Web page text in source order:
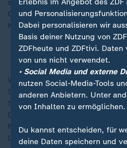
sind eine Gefahr für die Natur.
Gefahr für die Welt, weil Putin
Krieg gegen die Ukraine
Warum Putins
Wie nebenbei greift Russland
Schiffen auch Europas
Strom- und Datenkabel, wie
Das Gastgeberland versucht
Nachbarland entlang seiner
Landgrenze mit Russland genau
und
Dabei personalisieren wir
Basis deiner Nutzung von
ZDFheute und ZDFtivi.
von uns nicht verwendet.
• Social Media und externe
nutzen Social-Media-Tools
anderen Anbietern. Unter
von Inhalten zu ermöglichen.
Du kannst entscheiden, für
deine Daten speichern und